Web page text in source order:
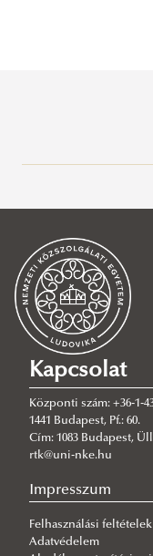
Bűnügyi
Bűnügyi
Rendészeti
Rendészeti
Polgári
Tűzvédelmi
Magánbiztonsági
Pénzügyi
Mesterképzés
Rendészeti
Szakirányú
Kapcsolat
Központi szám: +36-1-
1441 Budapest, Pf.: 60.
Cím: 1083 Budapest,
rtk@uni-nke.hu
Impresszum
Felhasználási feltételek
Adatvédelem